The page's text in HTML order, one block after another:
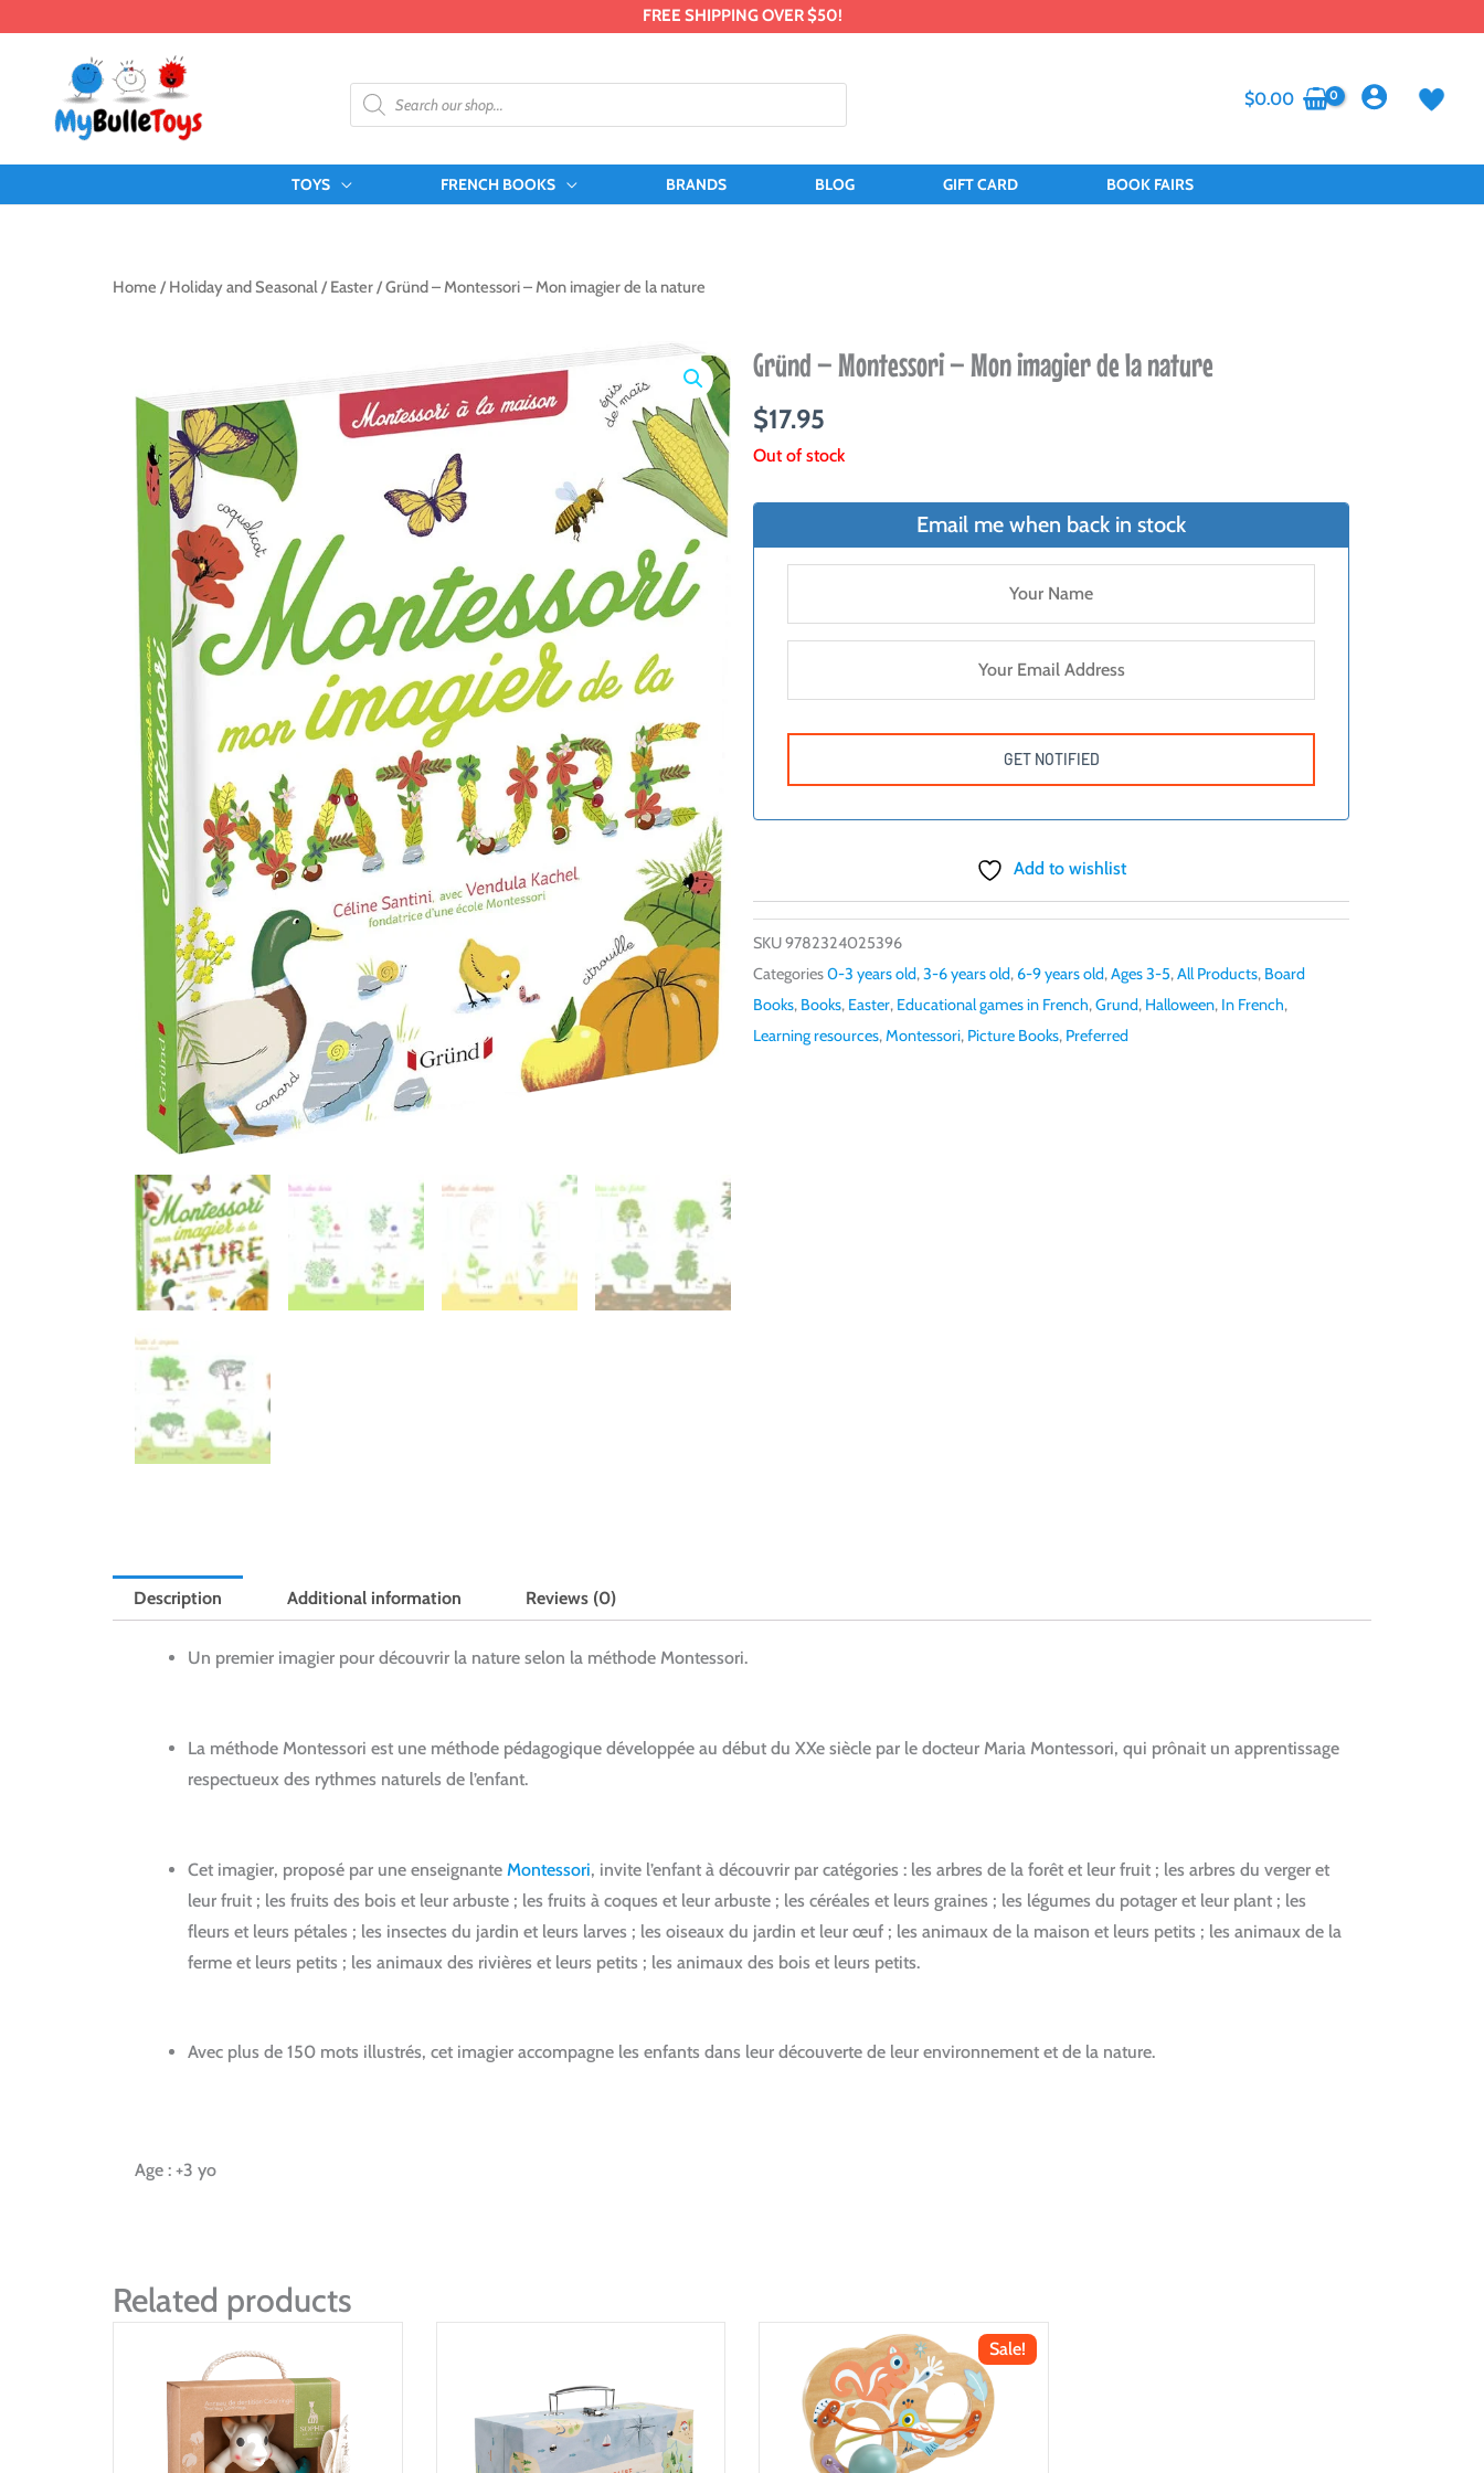
FREE SHIPPING OVER $50!
Products
search
$0.00
TOYS FRENCH BOOKS BRANDS BLOG GIFT CARD BOOK FAIRS
Home / Holiday and Seasonal/ Easter/ Gründ – Montessori – Mon imagier de la nature
Gründ – Montessori – Mon imagier de la nature
$17.95
Out of stock
Email me when back in stock
Add to wishlist
SKU9782324025396
Categories0-3 years old,3-6 years old, 6-9 years old,Ages 3-5,All Products, Board
Books, Books, Easter, Educational games in French,Grund, Halloween, In French,
Learning resources,Montessori, Picture Books, Preferred
Description Additional information Reviews (0)
Un premier imagier pour découvrir la nature selon la méthode Montessori.
La méthode Montessori est une méthode pédagogique développée au début du XXe siècle par le docteur Maria Montessori, qui prônait un apprentissage
respectueux des rythmes naturels de l’enfant.
Cet imagier, proposé par une enseignante Montessori, invite l’enfant à découvrir par catégories : les arbres de la forêt et leur fruit ; les arbres du verger et
leur fruit ; les fruits des bois et leur arbuste ; les fruits à coques et leur arbuste ; les céréales et leurs graines ; les légumes du potager et leur plant ; les
fleurs et leurs pétales ; les insectes du jardin et leurs larves ; les oiseaux du jardin et leur œuf ; les animaux de la maison et leurs petits ; les animaux de la
ferme et leurs petits ; les animaux des rivières et leurs petits ; les animaux des bois et leurs petits.
Avec plus de 150 mots illustrés, cet imagier accompagne les enfants dans leur découverte de leur environnement et de la nature.
Age : +3 yo
Related products
Sale!